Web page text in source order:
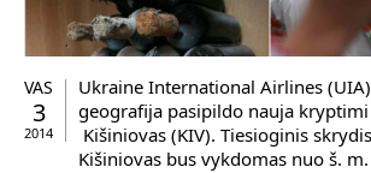
VAS
3
2014
Ukraine International Airlines
geografija pasipildo nauja kryptimi
Kišiniovas (KIV). Tiesioginis
Kišiniovas bus vykdomas nuo š.